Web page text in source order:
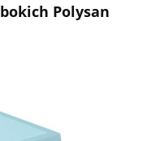
Polysan